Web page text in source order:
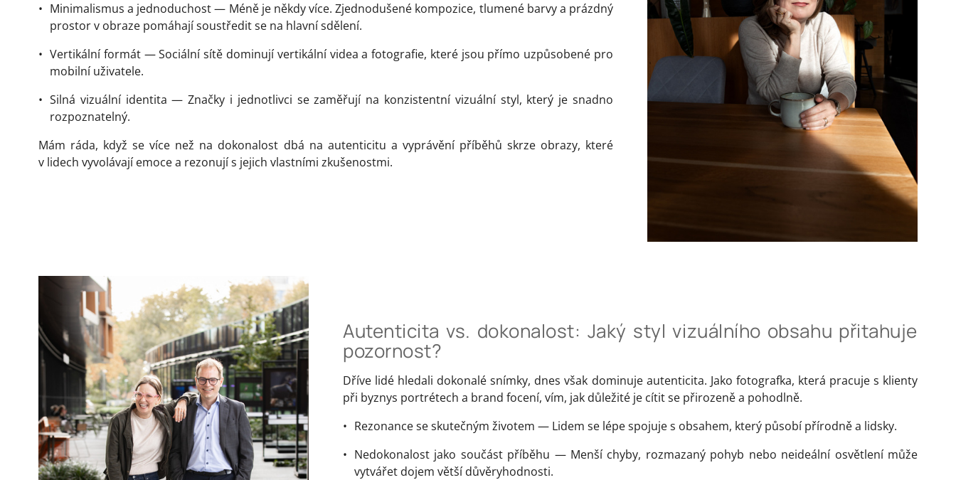
Minimalismus a jednoduchost — Méně je někdy více. Zjednodušené kompozice, tlumené barvy a prázdný
prostor v obraze pomáhají soustředit se na hlavní sdělení.
Vertikální formát — Sociální sítě dominují vertikální videa a fotografie, které jsou přímo uzpůsobené pro
mobilní uživatele.
Silná vizuální identita — Značky i jednotlivci se zaměřují na konzistentní vizuální styl, který je snadno
rozpoznatelný.
Mám ráda, když se více než na dokonalost dbá na autenticitu a vyprávění příběhů skrze obrazy, které
v lidech vyvolávají emoce a rezonují s jejich vlastními zkušenostmi.
Autenticita vs. dokonalost: Jaký styl vizuálního obsahu přitahuje
pozornost?
Dříve lidé hledali dokonalé snímky, dnes však dominuje autenticita. Jako fotografka, která pracuje s klienty
při byznys portrétech a brand focení, vím, jak důležité je cítit se přirozeně a pohodlně.
Rezonance se skutečným životem — Lidem se lépe spojuje s obsahem, který působí přírodně a lidsky.
Nedokonalost jako součást příběhu — Menší chyby, rozmazaný pohyb nebo neideální osvětlení může
vytvářet dojem větší důvěryhodnosti.